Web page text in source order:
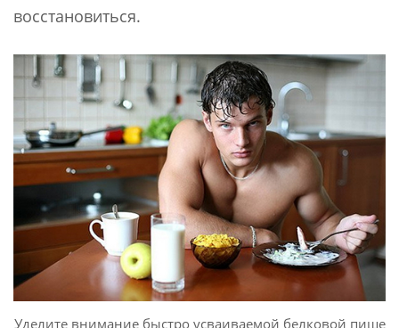
восстановиться.
Уделите внимание быстро усваиваемой белковой пище